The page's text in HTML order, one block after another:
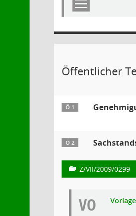
Öffentlicher
Ö 1
Ö 2
Z/VII/2009/0299
VO Vorlage